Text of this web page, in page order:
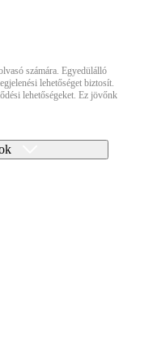
számára. Egyedülálló
lehetőséget biztosít.
lehetőségeket. Ez jövőnk